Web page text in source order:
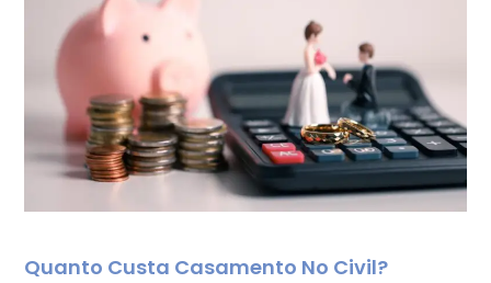
Quanto Custa Casamento No Civil?